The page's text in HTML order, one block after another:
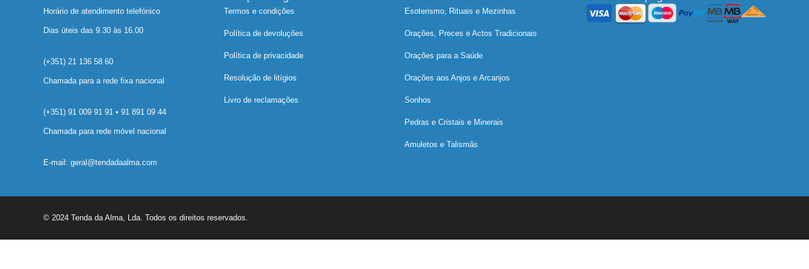
Horário de atendimento telefónico
Dias úteis das 9.30 às 16.00
(+351) 21 136 58 60
Chamada para a rede fixa nacional
(+351) 91 009 91 91 • 91 891 09 44
Chamada para rede móvel nacional
E-mail: geral@tendadaalma.com
Termos e condições
Política de devoluções
Política de privacidade
Resolução de litígios
Livro de reclamações
Esoterismo, Rituais e Mezinhas
Orações, Preces e Actos Tradicionais
Orações para a Saúde
Orações aos Anjos e Arcanjos
Sonhos
Pedras e Cristais e Minerais
Amuletos e Talismãs
© 2024 Tenda da Alma, Lda. Todos os direitos reservados.